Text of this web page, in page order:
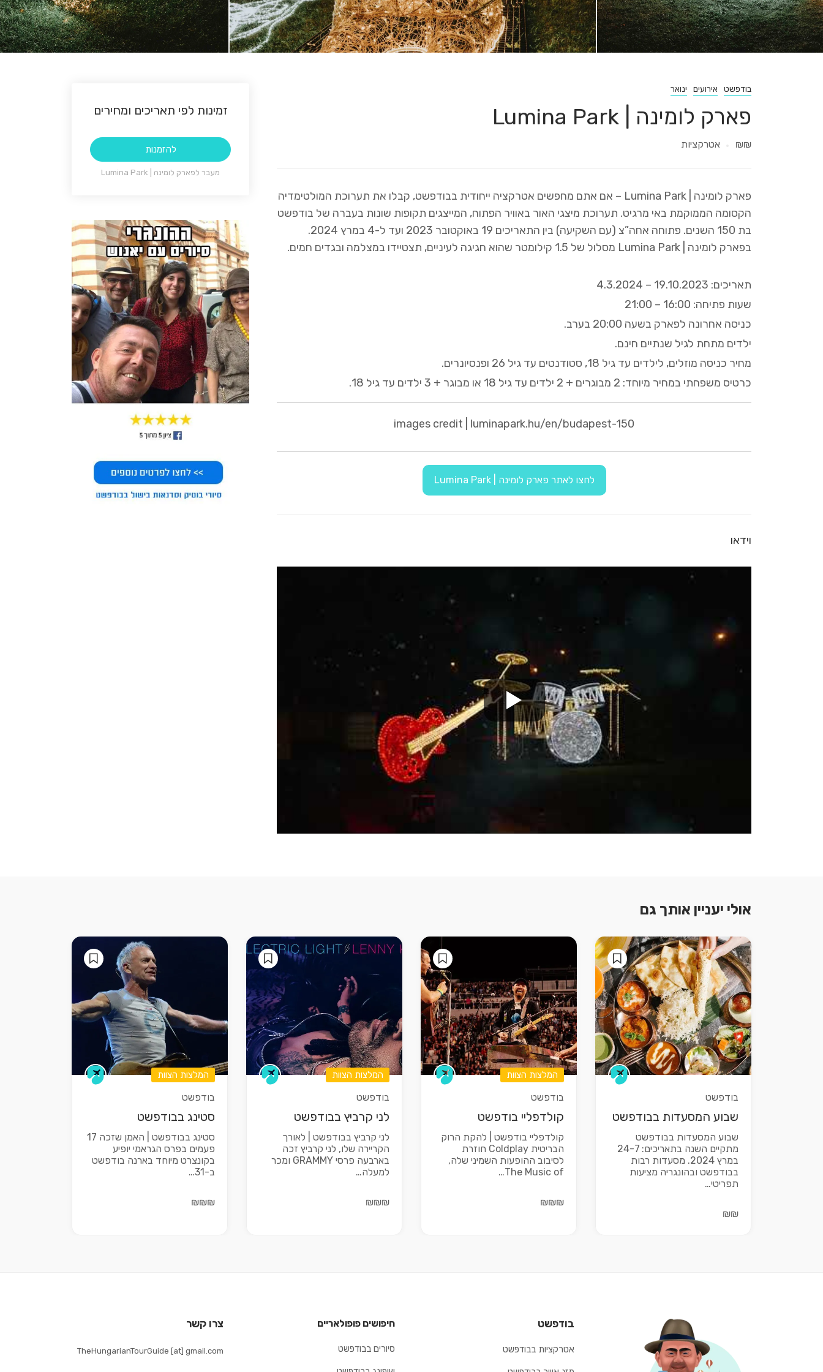
בודפשט אירועים ינואר
פארק לומינה | Lumina Park
₪₪ אטרקציות
פארק לומינה | Lumina Park – אם אתם מחפשים אטרקציה ייחודית בבודפשט, קבלו את תערוכת המולטימדיה
הקסומה הממוקמת באי מרגיט. תערוכת מיצגי האור באוויר הפתוח, המייצגים תקופות שונות בעברה של בודפשט
בת 150 השנים. פתוחה אחה”צ (עם השקיעה) בין התאריכים 19 באוקטובר 2023 ועד ל-4 במרץ 2024.
בפארק לומינה | Lumina Park מסלול של 1.5 קילומטר שהוא חגיגה לעיניים, תצטיידו במצלמה ובגדים חמים.
תאריכים: 19.10.2023 – 4.3.2024
שעות פתיחה: 16:00 – 21:00
כניסה אחרונה לפארק בשעה 20:00 בערב.
ילדים מתחת לגיל שנתיים חינם.
מחיר כניסה מוזלים, לילדים עד גיל 18, סטודנטים עד גיל 26 ופנסיונרים.
כרטיס משפחתי במחיר מיוחד: 2 מבוגרים + 2 ילדים עד גיל 18 או מבוגר + 3 ילדים עד גיל 18.
images credit | luminapark.hu/en/budapest-150
לחצו לאתר פארק לומינה | Lumina Park
וידאו
זמינות לפי תאריכים ומחירים
להזמנות
מעבר לפארק לומינה | Lumina Park
אולי יעניין אותך גם
בודפשט
שבוע המסעדות בבודפשט
שבוע המסעדות בבודפשט
מתקיים השנה בתאריכים: 24-7
במרץ 2024. מסעדות רבות
בבודפשט ובהונגריה מציעות
תפריטי…
₪₪
המלצות הצוות
בודפשט
קולדפליי בודפשט
קולדפליי בודפשט | להקת הרוק
הבריטית Coldplay חוזרת
לסיבוב ההופעות השמיני שלה,
The Music of…
₪₪₪
המלצות הצוות
בודפשט
לני קרביץ בבודפשט
לני קרביץ בבודפשט | לאורך
הקריירה שלו, לני קרביץ זכה
בארבעה פרסי GRAMMY ומכר
למעלה…
₪₪₪
המלצות הצוות
בודפשט
סטינג בבודפשט
סטינג בבודפשט | האמן שזכה 17
פעמים בפרס הגראמי יופיע
בקונצרט מיוחד בארנה בודפשט
ב-31…
₪₪₪
בודפשט
אטרקציות בבודפשט
חיפושים פופולאריים
סיורים בבודפשט
צרו קשר
TheHungarianTourGuide [at] gmail.com